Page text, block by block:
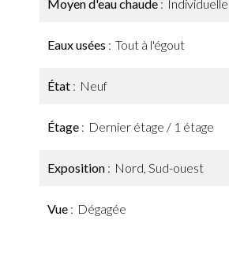
Moyen d'eau chaude Individuelle
Eaux usées Tout à l'égout
État Neuf
Étage Dernier étage / 1 étage
Exposition Nord, Sud-ouest
Vue Dégagée